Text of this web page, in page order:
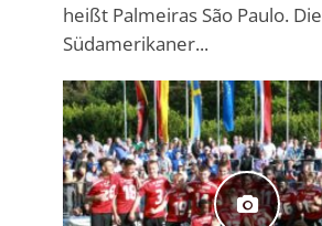
heißt Palmeiras São Paulo. Die
Südamerikaner...